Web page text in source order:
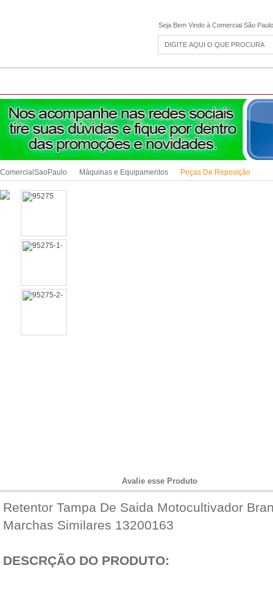
Seja Bem Vindo à Comercial São
ComercialSaoPaulo Máquinas e Equipamentos Peças De Reposição
Avalie esse Produto
Retentor Tampa De Saida Motocultivador
Marchas Similares 13200163
DESCRÇÃO DO PRODUTO: